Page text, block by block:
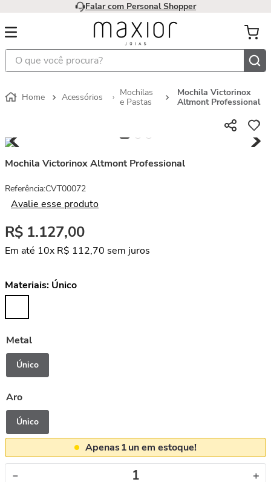
Falar com Personal Shopper
O que você procura?
Acessórios
Mochilas
e Pastas
Mochila Victorinox
Altmont Professional
Mochila Victorinox Altmont Professional
Referência:CVT00072
Avalie esse produto
R$ 1.127,00
Em até 10x R$ 112,70 sem juros
Materiais: Único
Metal
Único
Aro
Único
Apenas1un em estoque!
＋
－